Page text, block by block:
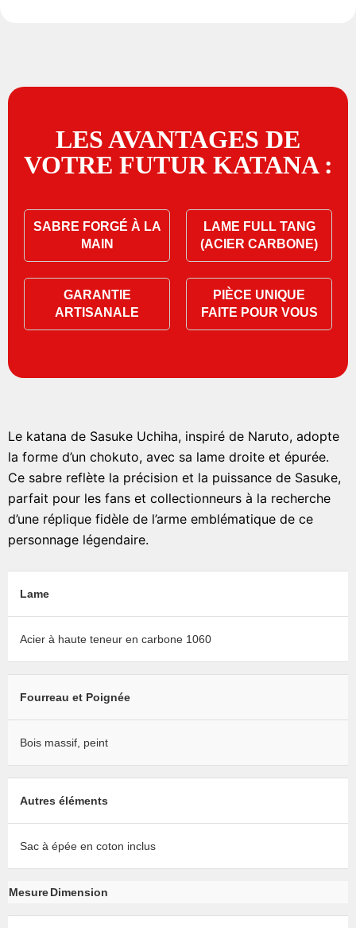
LES AVANTAGES DE
VOTRE FUTUR KATANA :
SABRE FORGÉ À LA
MAIN
LAME FULL TANG
(ACIER CARBONE)
GARANTIE
ARTISANALE
PIÈCE UNIQUE
FAITE POUR VOUS
Le katana de Sasuke Uchiha, inspiré de Naruto, adopte
la forme d’un chokuto, avec sa lame droite et épurée.
Ce sabre reflète la précision et la puissance de Sasuke,
parfait pour les fans et collectionneurs à la recherche
d’une réplique fidèle de l’arme emblématique de ce
personnage légendaire.
Lame
Acier à haute teneur en carbone 1060
Fourreau et Poignée
Bois massif, peint
Autres éléments
Sac à épée en coton inclus
MesureDimension